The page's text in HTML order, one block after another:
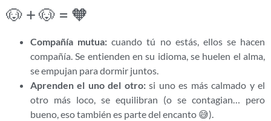
🐶 + 🐶 = 🧡
Compañía mutua: cuando tú no estás, ellos se hacen
compañía. Se entienden en su idioma, se huelen el alma,
se empujan para dormir juntos.
Aprenden el uno del otro:si uno es más calmado y el
otro más loco, se equilibran (o se contagian… pero
bueno, eso también es parte del encanto 😅).